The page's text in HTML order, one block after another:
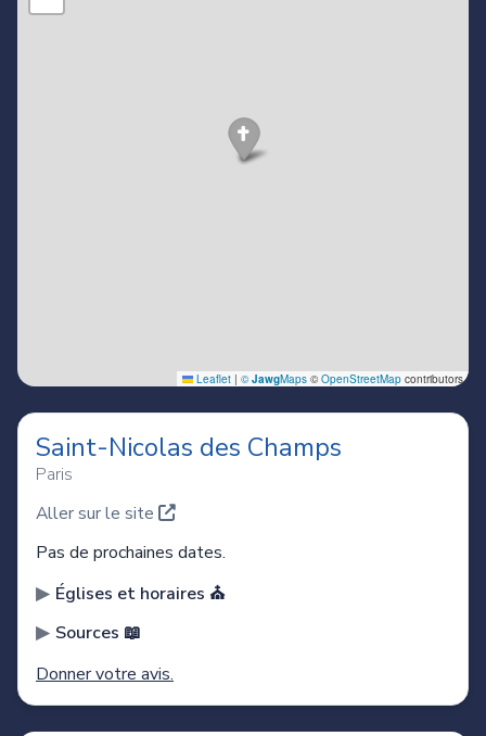
Saint-Nicolas des Champs
Paris
Aller sur le site
Pas de prochaines dates.
Églises et horaires ⛪️
Sources 📖
Donner votre avis.